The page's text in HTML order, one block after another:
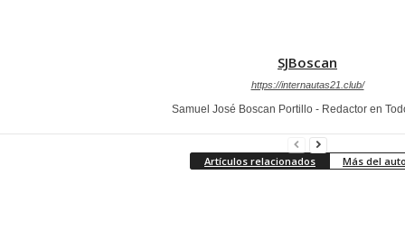
SJBoscan
https://internautas21.club/
Samuel José Boscan Portillo - Redactor en
Artículos relacionados Más del